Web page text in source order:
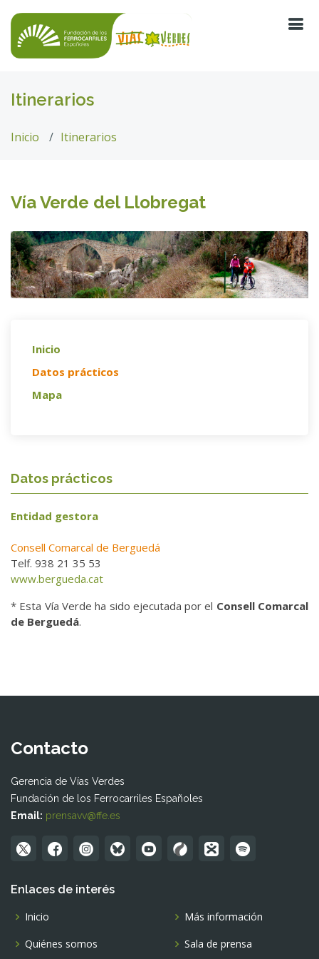
Itinerarios
Inicio Itinerarios
Vía Verde del Llobregat
Inicio
Datos prácticos
Mapa
Datos prácticos
Entidad gestora
Consell Comarcal de Berguedá
Telf. 938 21 35 53
www.bergueda.cat
* Esta Vía Verde ha sido ejecutada por el Consell Comarcal
de Berguedá.
Contacto
Gerencia de Vías Verdes
Fundación de los Ferrocarriles Españoles
Email: prensavv@ffe.es
Enlaces de interés
Inicio
Quiénes somos
Más información
Sala de prensa